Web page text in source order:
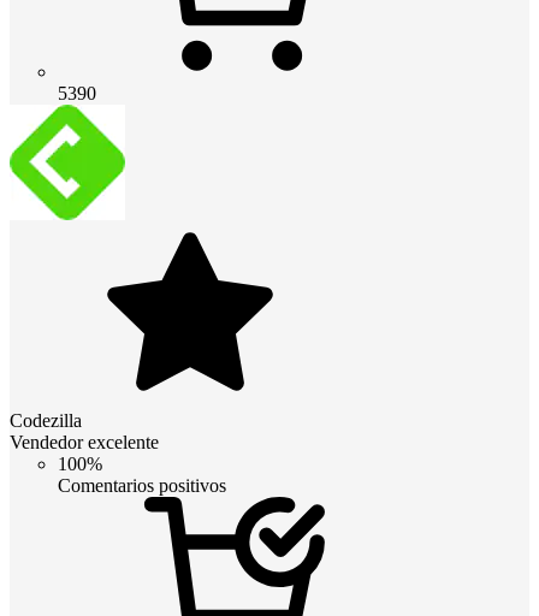
5390
Codezilla
Vendedor excelente
100%
Comentarios positivos